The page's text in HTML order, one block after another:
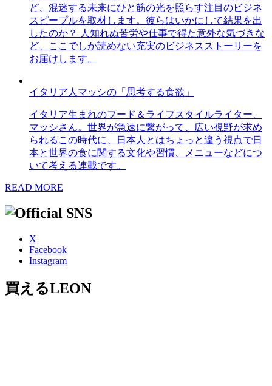
ど、混迷する未来にひと筋の光を照らす注目のビジネ
スピープルを取材します。彼らはいかにして結果を出
したのか？ 人知れぬ苦労や仕事で得た意外な気づきな
ど、ここでしか読めない充実のビジネスストーリーを
お届けします。
イタリア人マッシの「思考する食欲」
イタリア生まれのフード＆ライフスタイルライター、
マッシさん。世界が急速に繋がって、広い視野が求め
られるこの時代に、日本人とはちょっと違う視点で日
本と世界の食に関する文化や習慣、メニューなどにつ
いて考える連載です。
READ MORE
X
Facebook
Instagram
買えるLEON